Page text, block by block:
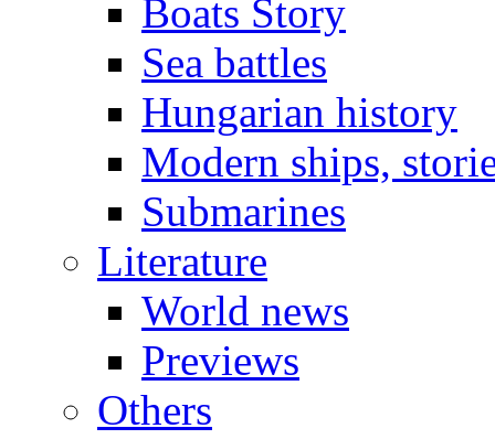
Boats Story
Sea battles
Hungarian history
Modern ships,
Submarines
Literature
World news
Previews
Others